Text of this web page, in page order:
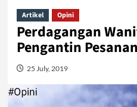
Artikel Opini
Perdagangan
Pengantin Pesanan
25 July, 2019